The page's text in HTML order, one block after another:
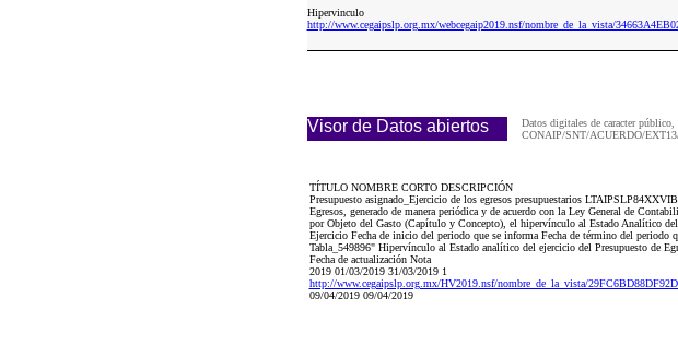
Hipervinculo
http://www.cegaipslp.org.mx/webcegaip2019.nsf/nombre_de_la_vista/
Visor de Datos abiertos
Datos digitales de caracter
CONAIP/SNT/ACUERDO/
TÍTULO NOMBRE CORTO DESCRIPCIÓN
Presupuesto asignado_Ejercicio de los egresos presupuestarios
Egresos, generado de manera periódica y de acuerdo con la Ley General de
por Objeto del Gasto (Capítulo y Concepto), el hipervínculo al Estado Analítico
Ejercicio Fecha de inicio del periodo que se informa Fecha de término del
Tabla_549896" Hipervínculo al Estado analítico del ejercicio del Presupuesto de
Fecha de actualización Nota
2019 01/03/2019 31/03/2019 1
http://www.cegaipslp.org.mx/HV2019.nsf/nombre_de_la_vista/
09/04/2019 09/04/2019